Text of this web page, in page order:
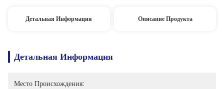
Детальная Информация Описание Продукта
Детальная Информация
Место Происхождения: